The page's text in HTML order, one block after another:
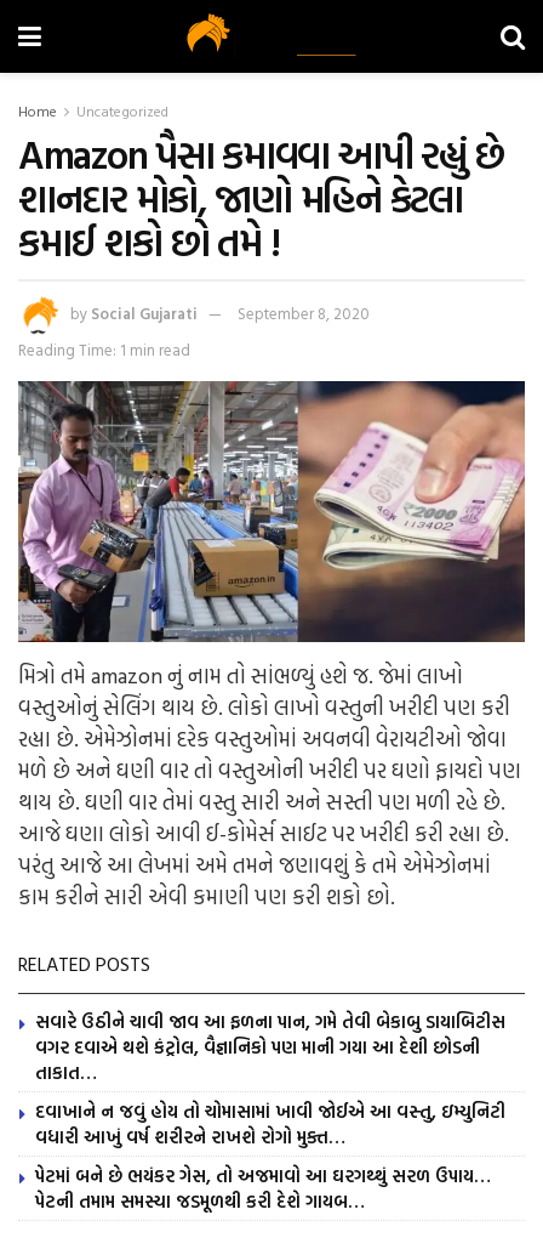
Home Uncategorized
Amazon પૈસા કમાવવા આપી રહ્યું છે
શાનદાર મોકો, જાણો મહિને કેટલા
કમાઈ શકો છો તમે !
by Social Gujarati
September 8, 2020
Reading Time: 1 min read
મિત્રો તમે amazon નું નામ તો સાંભળ્યું હશે જ. જેમાં લાખો
વસ્તુઓનું સેલિંગ થાય છે. લોકો લાખો વસ્તુની ખરીદી પણ કરી
રહ્યા છે. એમેઝોનમાં દરેક વસ્તુઓમાં અવનવી વેરાયટીઓ જોવા
મળે છે અને ઘણી વાર તો વસ્તુઓની ખરીદી પર ઘણો ફાયદો પણ
થાય છે. ઘણી વાર તેમાં વસ્તુ સારી અને સસ્તી પણ મળી રહે છે.
આજે ઘણા લોકો આવી ઈ-કોમેર્સ સાઈટ પર ખરીદી કરી રહ્યા છે.
પરંતુ આજે આ લેખમાં અમે તમને જણાવશું કે તમે એમેઝોનમાં
કામ કરીને સારી એવી કમાણી પણ કરી શકો છો.
RELATED POSTS
સવારે ઉઠીને ચાવી જાવ આ ફળના પાન, ગમે તેવી બેકાબુ ડાયાબિટીસ
વગર દવાએ થશે કંટ્રોલ, વૈજ્ઞાનિકો પણ માની ગયા આ દેશી છોડની
તાકાત…
દવાખાને ન જવું હોય તો ચોમાસામાં ખાવી જોઈએ આ વસ્તુ, ઇમ્યુનિટી
વધારી આખું વર્ષ શરીરને રાખશે રોગો મુક્ત…
પેટમાં બને છે ભયંકર ગેસ, તો અજમાવો આ ઘરગથ્થું સરળ ઉપાય…
પેટની તમામ સમસ્યા જડમૂળથી કરી દેશે ગાયબ…